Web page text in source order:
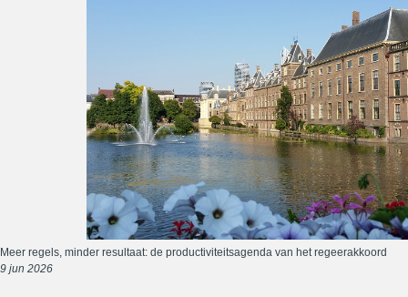
Meer regels, minder resultaat: de productiviteitsagenda van het regeerakkoord
9 jun 2026